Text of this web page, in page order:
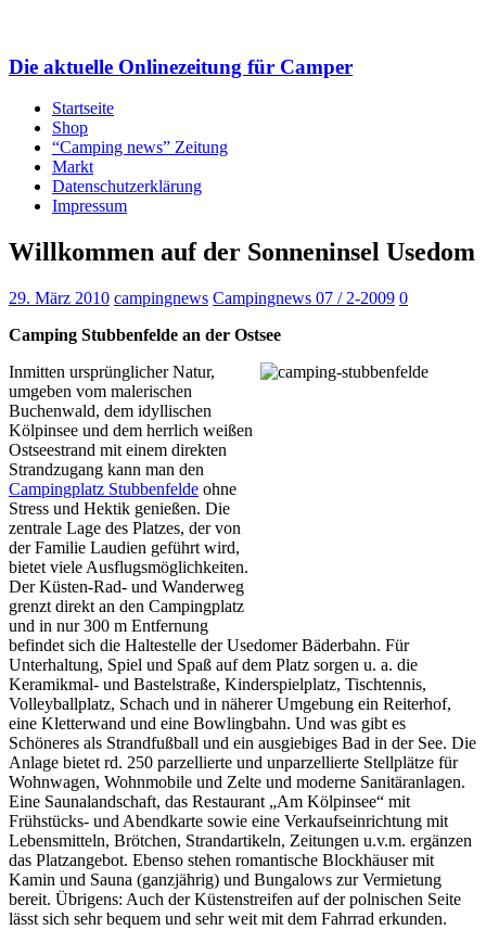
Die aktuelle Onlinezeitung für Camper
Startseite
Shop
“Camping news” Zeitung
Markt
Datenschutzerklärung
Impressum
Willkommen auf der Sonneninsel Usedom
29. März 2010 campingnews Campingnews 07 / 2-2009 0
Camping Stubbenfelde an der Ostsee
Inmitten ursprünglicher Natur,
umgeben vom malerischen
Buchenwald, dem idyllischen
Kölpinsee und dem herrlich weißen
Ostseestrand mit einem direkten
Strandzugang kann man den
Campingplatz Stubbenfelde ohne
Stress und Hektik genießen. Die
zentrale Lage des Platzes, der von
der Familie Laudien geführt wird,
bietet viele Ausflugsmöglichkeiten.
Der Küsten-Rad- und Wanderweg
grenzt direkt an den Campingplatz
und in nur 300 m Entfernung
befindet sich die Haltestelle der Usedomer Bäderbahn. Für
Unterhaltung, Spiel und Spaß auf dem Platz sorgen u. a. die
Keramikmal- und Bastelstraße, Kinderspielplatz, Tischtennis,
Volleyballplatz, Schach und in näherer Umgebung ein Reiterhof,
eine Kletterwand und eine Bowlingbahn. Und was gibt es
Schöneres als Strandfußball und ein ausgiebiges Bad in der See. Die
Anlage bietet rd. 250 parzellierte und unparzellierte Stellplätze für
Wohnwagen, Wohnmobile und Zelte und moderne Sanitäranlagen.
Eine Saunalandschaft, das Restaurant „Am Kölpinsee“ mit
Frühstücks- und Abendkarte sowie eine Verkaufseinrichtung mit
Lebensmitteln, Brötchen, Strandartikeln, Zeitungen u.v.m. ergänzen
das Platzangebot. Ebenso stehen romantische Blockhäuser mit
Kamin und Sauna (ganzjährig) und Bungalows zur Vermietung
bereit. Übrigens: Auch der Küstenstreifen auf der polnischen Seite
lässt sich sehr bequem und sehr weit mit dem Fahrrad erkunden.